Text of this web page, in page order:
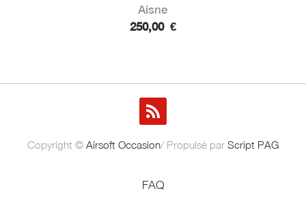
Aisne
250,00 €
Copyright © Airsoft Occasion/ Propulsé par Script PAG
FAQ